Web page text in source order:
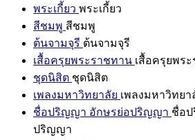
พระเกี้ยว พระเกี้ยว
สีชมพู สีชมพู
ต้นจามจุรี ต้นจามจุรี
เสื้อครุยพระราชทาน เสื้อครุยพร
ชุดนิสิต ชุดนิสิต
เพลงมหาวิทยาลัย เพลงมหาวิทยา
ชื่อปริญญา อักษรย่อปริญญา ชื่อ
ปริญญา